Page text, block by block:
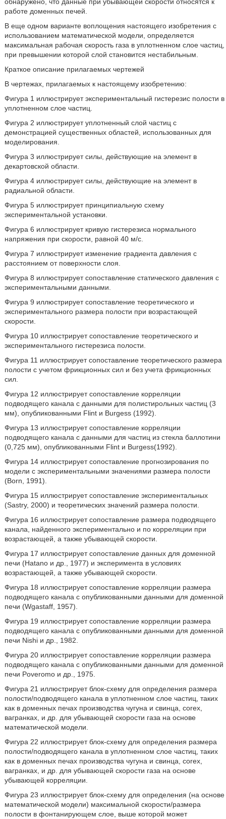
работе доменных печей.
В еще одном варианте воплощения настоящего изобретения с
использованием математической модели, определяется
максимальная рабочая скорость газа в уплотненном слое частиц,
при превышении которой слой становится нестабильным.
Краткое описание прилагаемых чертежей
В чертежах, прилагаемых к настоящему изобретению:
Фигура 1 иллюстрирует экспериментальный гистерезис полости в
уплотненном слое частиц.
Фигура 2 иллюстрирует уплотненный слой частиц с
демонстрацией существенных областей, использованных для
моделирования.
Фигура 3 иллюстрирует силы, действующие на элемент в
декартовской области.
Фигура 4 иллюстрирует силы, действующие на элемент в
радиальной области.
Фигура 5 иллюстрирует принципиальную схему
экспериментальной установки.
Фигура 6 иллюстрирует кривую гистерезиса нормального
напряжения при скорости, равной 40 м/с.
Фигура 7 иллюстрирует изменение градиента давления с
расстоянием от поверхности слоя.
Фигура 8 иллюстрирует сопоставление статического давления с
экспериментальными данными.
Фигура 9 иллюстрирует сопоставление теоретического и
экспериментального размера полости при возрастающей
скорости.
Фигура 10 иллюстрирует сопоставление теоретического и
экспериментального гистерезиса полости.
Фигура 11 иллюстрирует сопоставление теоретического размера
полости с учетом фрикционных сил и без учета фрикционных
сил.
Фигура 12 иллюстрирует сопоставление корреляции
подводящего канала с данными для полистирольных частиц (3
мм), опубликованными Flint и Burgess (1992).
Фигура 13 иллюстрирует сопоставление корреляции
подводящего канала с данными для частиц из стекла баллотини
(0,725 мм), опубликованными Flint и Burgess(1992).
Фигура 14 иллюстрирует сопоставление прогнозирования по
модели с экспериментальными значениями размера полости
(Born, 1991).
Фигура 15 иллюстрирует сопоставление экспериментальных
(Sastry, 2000) и теоретических значений размера полости.
Фигура 16 иллюстрирует сопоставление размера подводящего
канала, найденного экспериментально и по корреляции при
возрастающей, а также убывающей скорости.
Фигура 17 иллюстрирует сопоставление данных для доменной
печи (Hatano и др., 1977) и эксперимента в условиях
возрастающей, а также убывающей скорости.
Фигура 18 иллюстрирует сопоставление корреляции размера
подводящего канала с опубликованными данными для доменной
печи (Wgastaff, 1957).
Фигура 19 иллюстрирует сопоставление корреляции размера
подводящего канала с опубликованными данными для доменной
печи Nishi и др., 1982.
Фигура 20 иллюстрирует сопоставление корреляции размера
подводящего канала с опубликованными данными для доменной
печи Poveromo и др., 1975.
Фигура 21 иллюстрирует блок-схему для определения размера
полости/подводящего канала в уплотненном слое частиц, таких
как в доменных печах производства чугуна и свинца, corex,
вагранках, и др. для убывающей скорости газа на основе
математической модели.
Фигура 22 иллюстрирует блок-схему для определения размера
полости/подводящего канала в уплотненном слое частиц, таких
как в доменных печах производства чугуна и свинца, corex,
вагранках, и др. для убывающей скорости газа на основе
убывающей корреляции.
Фигура 23 иллюстрирует блок-схему для определения (на основе
математической модели) максимальной скорости/размера
полости в фонтанирующем слое, выше которой может